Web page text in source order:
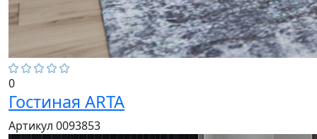
0
Гостиная ARTA
Артикул 0093853